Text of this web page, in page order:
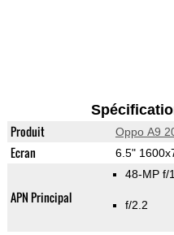
Produit Oppo A9
Ecran 6.5"
APN Principal
48-MP f/
f/2.2